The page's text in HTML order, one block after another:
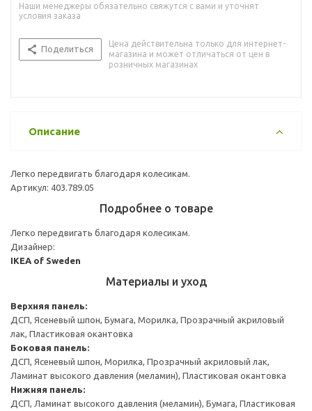
Наши менеджеры обязательно свяжутся с вами и уточнят
условия заказа
Поделиться
Цена действительна только для интернет-
магазина и может отличаться от цен в
розничных магазинах
Описание
Легко передвигать благодаря колесикам.
Артикул: 403.789.05
Подробнее о товаре
Легко передвигать благодаря колесикам.
Дизайнер:
IKEA of Sweden
Материалы и уход
Верхняя панель:
ДСП, Ясеневый шпон, Бумага, Морилка, Прозрачный акриловый
лак, Пластиковая окантовка
Боковая панель:
ДСП, Ясеневый шпон, Морилка, Прозрачный акриловый лак,
Ламинат высокого давления (меламин), Пластиковая окантовка
Нижняя панель:
ДСП, Ламинат высокого давления (меламин), Бумага, Пластиковая